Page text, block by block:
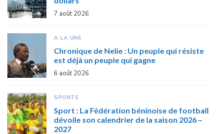
7 août 2026
A LA UNE
Chronique de Nelie : Un peuple qui résiste
est déjà un peuple qui gagne
6 août 2026
SPORTS
Sport : La Fédération béninoise de football
dévoile son calendrier de la saison 2026 –
2027